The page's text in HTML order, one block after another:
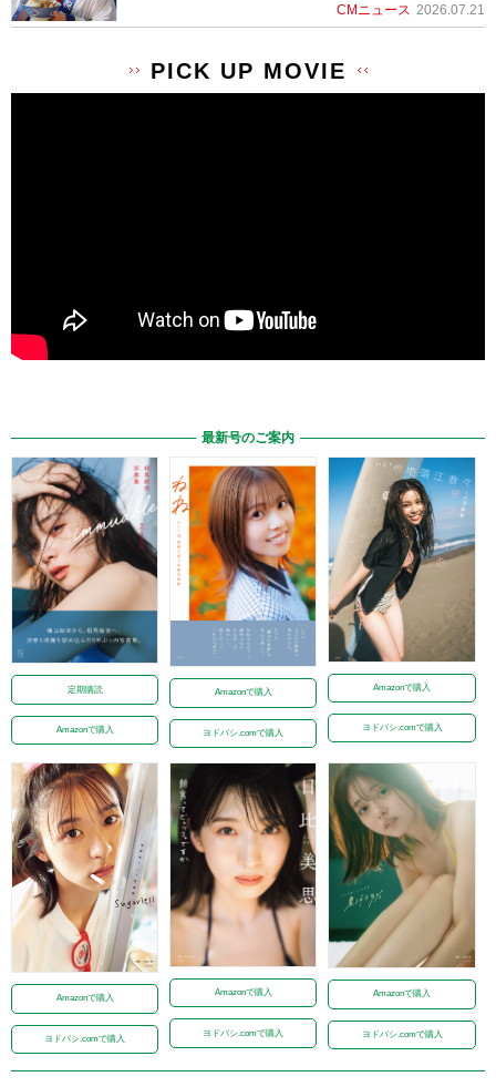
CMニュース 2026.07.21
PICK UP MOVIE
最新号のご案内
定期購読
Amazonで購入
Amazonで購入
ヨドバシ.comで購入
Amazonで購入
ヨドバシ.comで購入
Amazonで購入
ヨドバシ.comで購入
Amazonで購入
ヨドバシ.comで購入
Amazonで購入
ヨドバシ.comで購入